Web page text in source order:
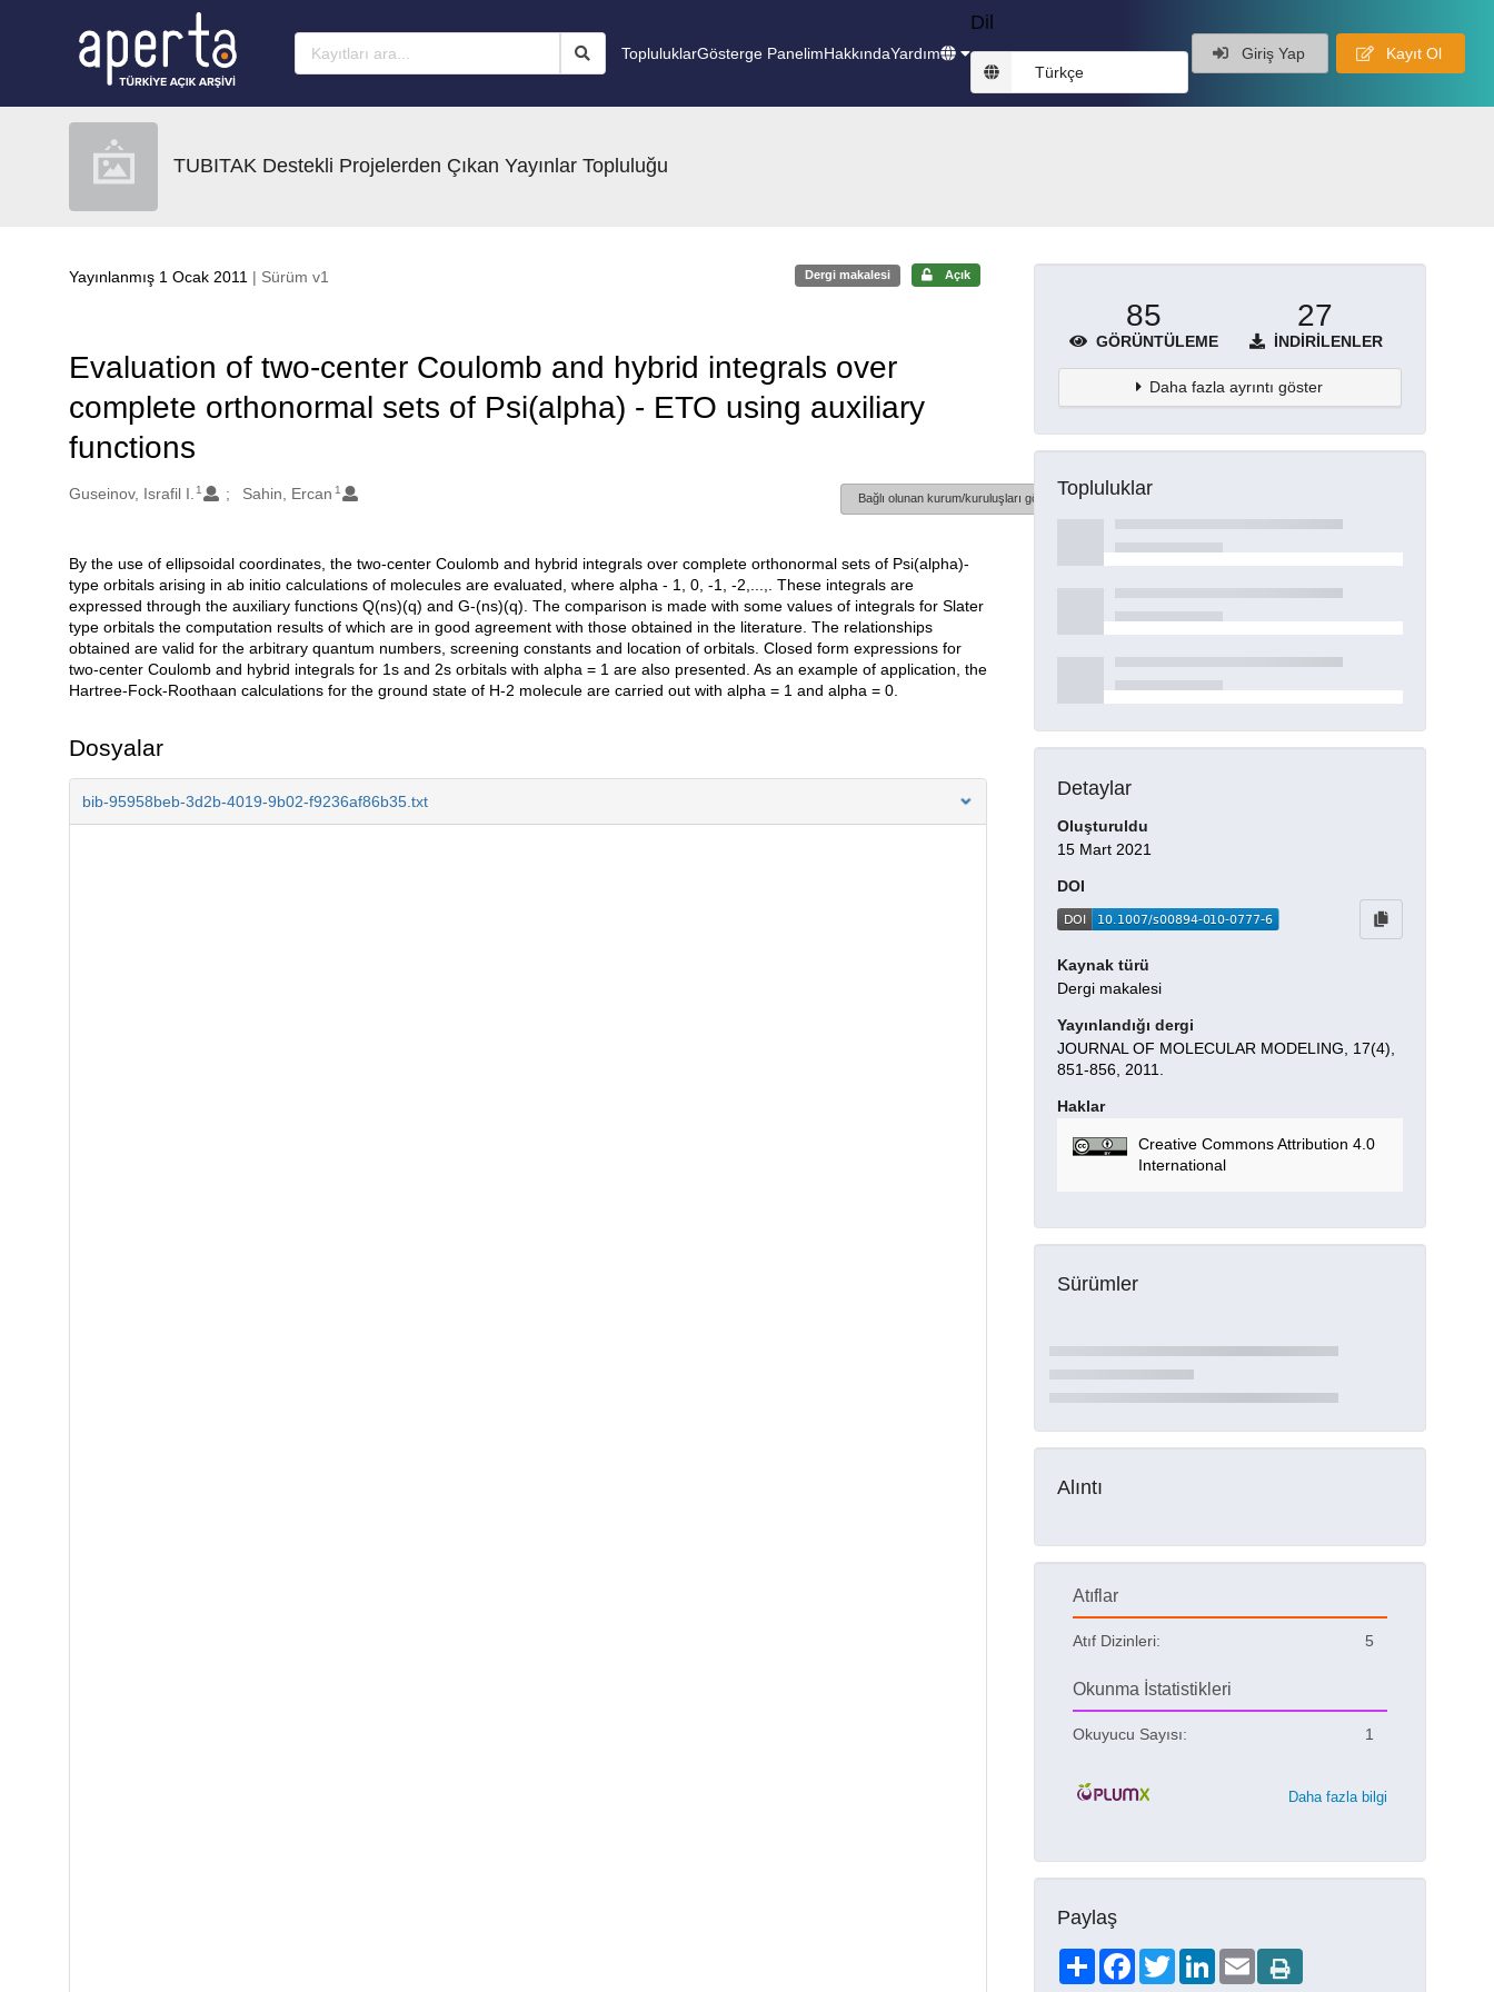
TopluluklarGösterge PanelimHakkındaYardım
Dil
Türkçe
Giriş Yap Kayıt Ol
TUBITAK Destekli Projelerden Çıkan Yayınlar Topluluğu
Yayınlanmış 1 Ocak 2011 | Sürüm v1 Dergi makalesi Açık
Evaluation of two-center Coulomb and hybrid integrals over
complete orthonormal sets of Psi(alpha) - ETO using auxiliary
functions
Oluşturanlar
Guseinov, Israfil I. 1 Sahin, Ercan 1
Bağlı olunan kurum/kuruluşları göster
Açıklama
By the use of ellipsoidal coordinates, the two-center Coulomb and hybrid integrals over complete orthonormal sets of Psi(alpha)-
type orbitals arising in ab initio calculations of molecules are evaluated, where alpha - 1, 0, -1, -2,...,. These integrals are
expressed through the auxiliary functions Q(ns)(q) and G-(ns)(q). The comparison is made with some values of integrals for Slater
type orbitals the computation results of which are in good agreement with those obtained in the literature. The relationships
obtained are valid for the arbitrary quantum numbers, screening constants and location of orbitals. Closed form expressions for
two-center Coulomb and hybrid integrals for 1s and 2s orbitals with alpha = 1 are also presented. As an example of application, the
Hartree-Fock-Roothaan calculations for the ground state of H-2 molecule are carried out with alpha = 1 and alpha = 0.
Dosyalar
bib-95958beb-3d2b-4019-9b02-f9236af86b35.txt
85
GÖRÜNTÜLEME
27
İNDIRILENLER
Daha fazla ayrıntı göster
Topluluklar
Detaylar
Oluşturuldu
15 Mart 2021
DOI
Kaynak türü
Dergi makalesi
Yayınlandığı dergi
JOURNAL OF MOLECULAR MODELING, 17(4),
851-856, 2011.
Haklar
Creative Commons Attribution 4.0
International
Sürümler
Alıntı
Atıflar
Atıf Dizinleri: 5
Okunma İstatistikleri
Okuyucu Sayısı: 1
Daha fazla bilgi
Paylaş
ShareFacebookTwitterLinkedIn
Email